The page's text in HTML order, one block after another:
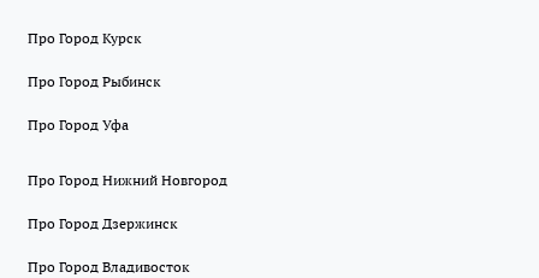
Про Город Курск
Про Город Рыбинск
Про Город Уфа
Про Город Нижний Новгород
Про Город Дзержинск
Про Город Владивосток